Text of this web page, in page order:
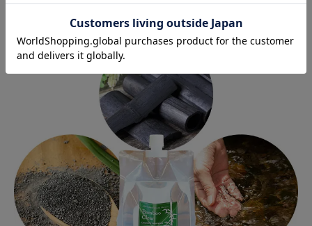
とてもシンプルな洗濯洗剤です。